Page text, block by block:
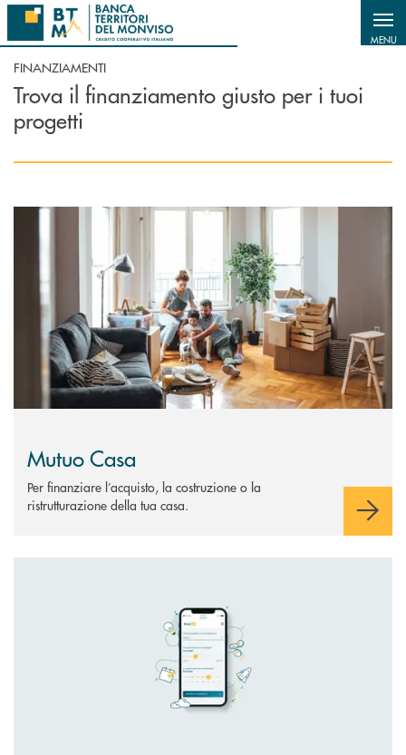
Salta al contenuto principale
MENU
FINANZIAMENTI
Trova il finanziamento giusto per i tuoi
progetti
Scopri di più Mutuo Casa
Mutuo Casa
Per finanziare l’acquisto, la costruzione o la
ristrutturazione della tua casa.